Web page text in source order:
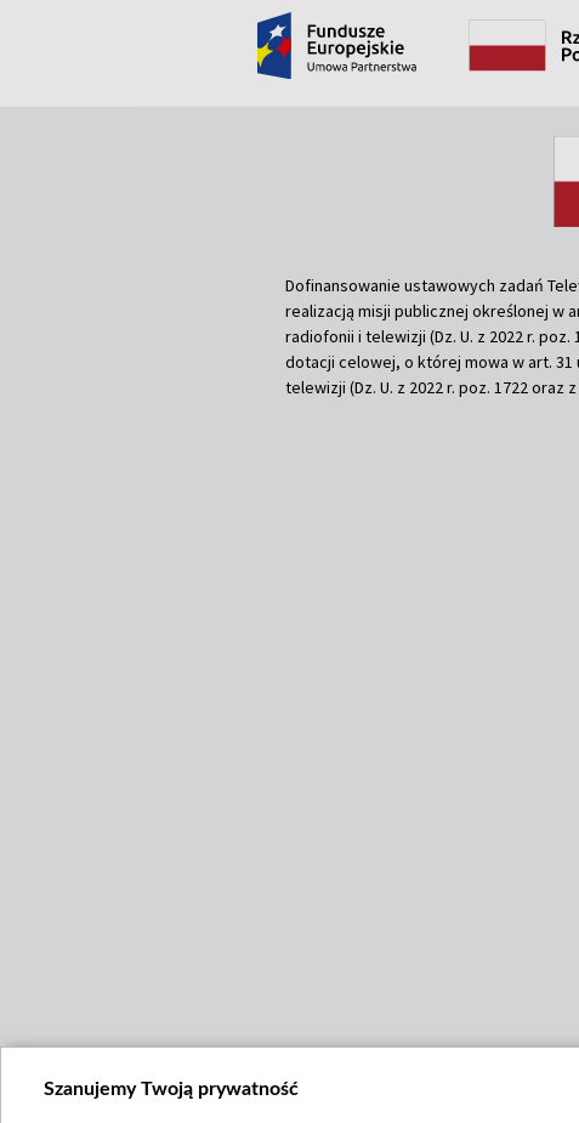
Dofinansowanie ustawowych zadań
realizacją misji publicznej określonej w
radiofonii i telewizji (Dz. U. z 2022 r.
dotacji celowej, o której mowa w art. 31
telewizji (Dz. U. z 2022 r. poz. 1722 oraz
Szanujemy Twoją prywatność